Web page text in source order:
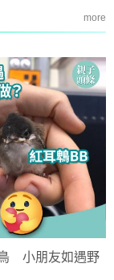
more
小朋友如遇野